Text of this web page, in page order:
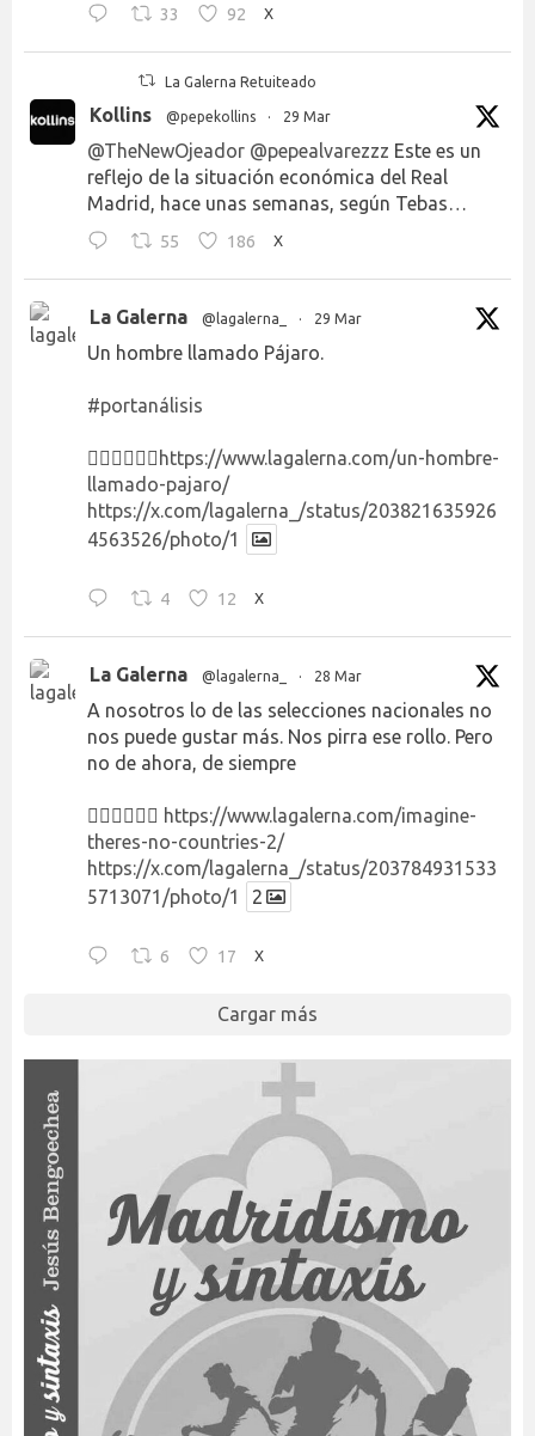
33 92 X
La Galerna Retuiteado
Kollins @pepekollins · 29 Mar
@TheNewOjeador @pepealvarezzz Este es un
reflejo de la situación económica del Real
Madrid, hace unas semanas, según Tebas…
55 186 X
La Galerna @lagalerna_ · 29 Mar
Un hombre llamado Pájaro.
#portanálisis
👉🏻👉🏻👉🏻 https://www.lagalerna.com/un-hombre-
llamado-pajaro/
https://x.com/lagalerna_/status/203821635926
4563526/photo/1
4 12 X
La Galerna @lagalerna_ · 28 Mar
A nosotros lo de las selecciones nacionales no
nos puede gustar más. Nos pirra ese rollo. Pero
no de ahora, de siempre
👉🏻👉🏻👉🏻 https://www.lagalerna.com/imagine-
theres-no-countries-2/
https://x.com/lagalerna_/status/203784931533
5713071/photo/1
2
6 17 X
Cargar más